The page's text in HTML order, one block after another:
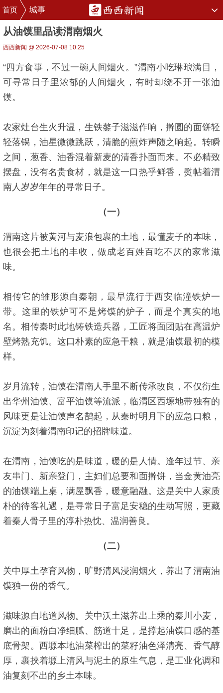
首页 城事
从油馍里品读渭南烟火
西西新闻 @ 2026-07-08 10:25
“四方食事，不过一碗人间烟火。”渭南小吃琳琅满目，
可寻常日子里浓郁的人间烟火，有时却绕不开一张油
馍。
农家灶台生火升温，生铁鏊子滋滋作响，擀圆的面饼轻
轻落锅，油星微微跳跃，清脆的煎炸声随之响起。转瞬
之间，葱香、油香混着新麦的清香扑面而来。不必精致
摆盘，没有名贵食材，就是这一口热乎鲜香，熨帖着渭
南人岁岁年年的寻常日子。
（一）
渭南这片被黄河与麦浪包裹的土地，最懂麦子的本味，
也很会把土地的丰收，做成老百姓百吃不厌的家常滋
味。
相传它的雏形源自秦朝，最早流行于西安临潼铁炉一
带。这里的铁炉可不是烤馍的炉子，而是个真实的地
名。相传秦时此地铸铁造兵器，工匠将面团贴在高温炉
壁烤熟充饥。这口朴素的应急干粮，就是油馍最初的模
样。
岁月流转，油馍在渭南人手里不断传承改良，不仅衍生
出华州油馍、富平油馍等流派，临渭区西塬地带独有的
风味更是让油馍声名鹊起，从秦时明月下的应急口粮，
沉淀为刻着渭南印记的招牌味道。
在渭南，油馍吃的是味道，暖的是人情。逢年过节、亲
友串门、新亲登门，主妇们总要和面擀饼，当金黄油亮
的油馍端上桌，满屋飘香，暖意融融。这是关中人家质
朴的待客礼遇，是寻常日子富足安稳的生动写照，更藏
着秦人骨子里的淳朴热忱、温润善良。
（二）
关中厚土孕育风物，旷野清风浸润烟火，养出了渭南油
馍独一份的香气。
滋味源自地道风物。关中沃土滋养出上乘的秦川小麦，
磨出的面粉白净细腻、筋道十足，是撑起油馍口感的基
底骨架。西塬本地油菜榨出的菜籽油色泽清亮、香气醇
厚，裹挟着塬上清风与泥土的原生气息，是工业化调和
油复刻不出的乡土本味。